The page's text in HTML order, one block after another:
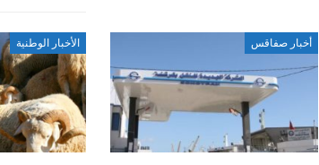
أخبار صفاقس الأخبار الوطنية